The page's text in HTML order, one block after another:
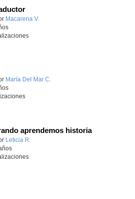
educativo.
Macarena V.
educativo.
María Del Mar C.
aprendemos historia
Leticia R.